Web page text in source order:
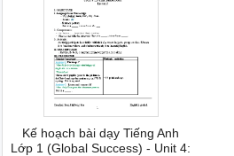
Kế hoạch bài dạy Tiếng Anh
Lớp 1 (Global Success) - Unit 4: